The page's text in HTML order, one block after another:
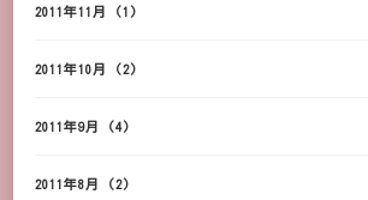
2011年11月 (1)
2011年10月 (2)
2011年9月 (4)
2011年8月 (2)